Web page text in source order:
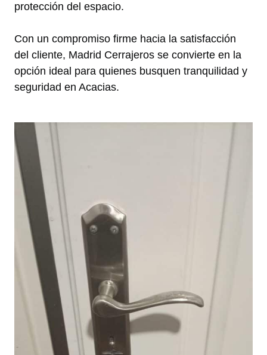
protección del espacio.
Con un compromiso firme hacia la satisfacción
del cliente, Madrid Cerrajeros se convierte en la
opción ideal para quienes busquen tranquilidad y
seguridad en Acacias.